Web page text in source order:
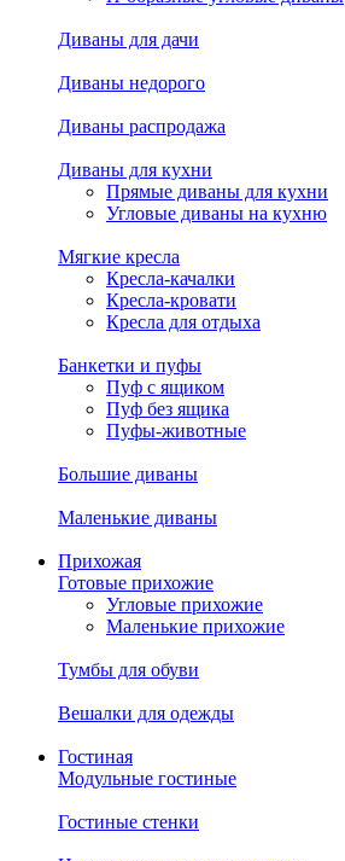
Диваны для дачи
Диваны недорого
Диваны распродажа
Диваны для кухни
Прямые диваны для кухни
Угловые диваны на кухню
Мягкие кресла
Кресла-качалки
Кресла-кровати
Кресла для отдыха
Банкетки и пуфы
Пуф с ящиком
Пуф без ящика
Пуфы-животные
Большие диваны
Маленькие диваны
Прихожая
Готовые прихожие
Угловые прихожие
Маленькие прихожие
Тумбы для обуви
Вешалки для одежды
Гостиная
Модульные гостиные
Гостиные стенки